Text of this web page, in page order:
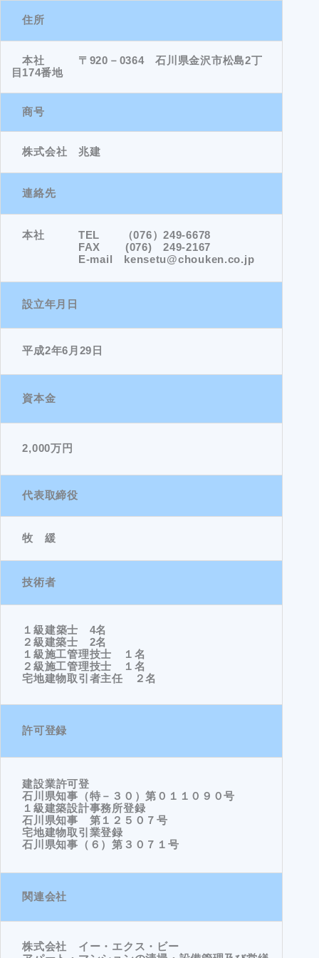
住所
本社 〒920－0364 石川県金沢市松島2丁
目174番地
商号
株式会社 兆建
連絡先
本社 TEL （076）249-6678
FAX (076) 249-2167
E-mail kensetu@chouken.co.jp
設立年月日
平成2年6月29日
資本金
2,000万円
代表取締役
牧 緩
技術者
１級建築士 4名
２級建築士 2名
１級施工管理技士 １名
２級施工管理技士 １名
宅地建物取引者主任 ２名
許可登録
建設業許可登
石川県知事（特－３０）第０１１０９０号
１級建築設計事務所登録
石川県知事 第１２５０７号
宅地建物取引業登録
石川県知事（６）第３０７１号
関連会社
株式会社 イー・エクス・ビー